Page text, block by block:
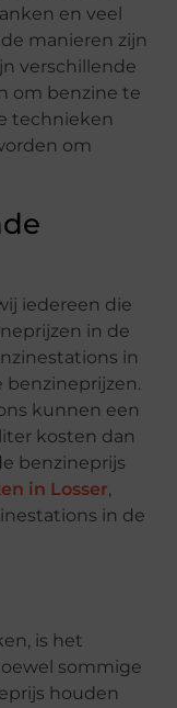
en veel
manieren zijn
verschillende
om benzine te
technieken
om
iedereen die
in de
in
benzineprijzen.
kunnen een
kosten dan
benzineprijs
in Losser,
in de
is het
sommige
houden